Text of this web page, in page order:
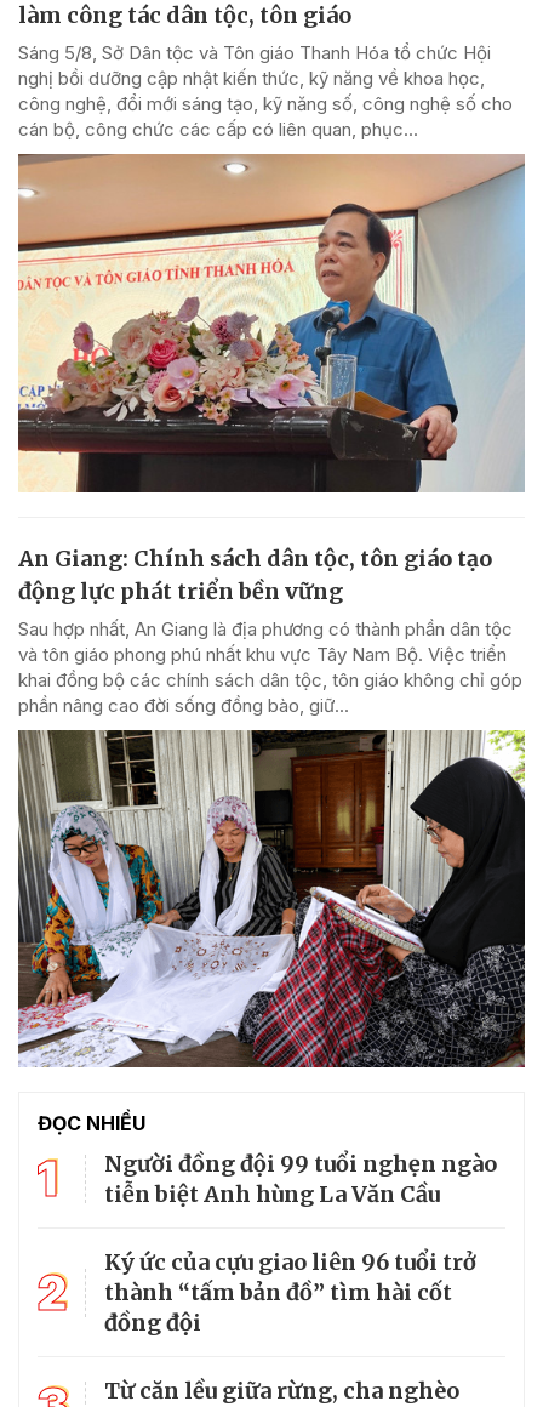
làm công tác dân tộc, tôn giáo
Sáng 5/8, Sở Dân tộc và Tôn giáo Thanh Hóa tổ chức Hội
nghị bồi dưỡng cập nhật kiến thức, kỹ năng về khoa học,
công nghệ, đổi mới sáng tạo, kỹ năng số, công nghệ số cho
cán bộ, công chức các cấp có liên quan, phục...
An Giang: Chính sách dân tộc, tôn giáo tạo
động lực phát triển bền vững
Sau hợp nhất, An Giang là địa phương có thành phần dân tộc
và tôn giáo phong phú nhất khu vực Tây Nam Bộ. Việc triển
khai đồng bộ các chính sách dân tộc, tôn giáo không chỉ góp
phần nâng cao đời sống đồng bào, giữ...
ĐỌC NHIỀU
1
Người đồng đội 99 tuổi nghẹn ngào
tiễn biệt Anh hùng La Văn Cầu
2
Ký ức của cựu giao liên 96 tuổi trở
thành “tấm bản đồ” tìm hài cốt
đồng đội
Từ căn lều giữa rừng, cha nghèo